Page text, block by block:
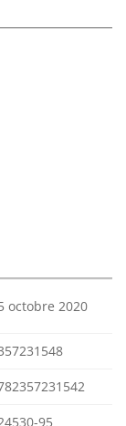
octobre 2020
95